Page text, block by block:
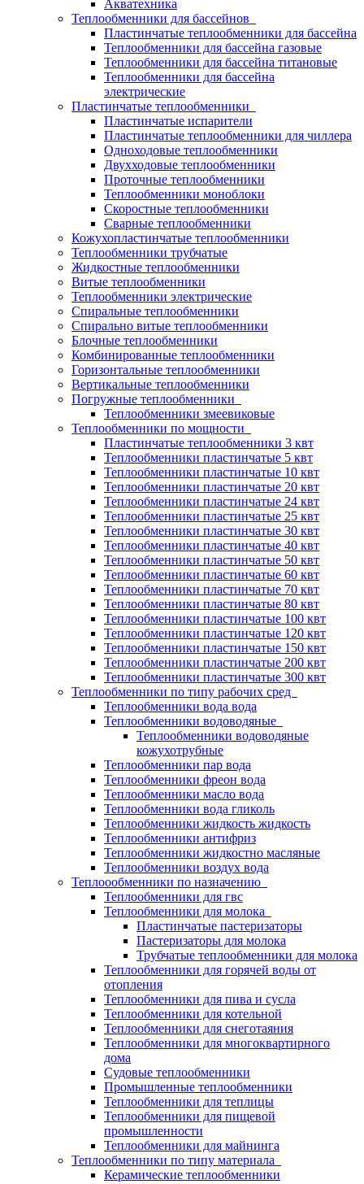
Акватехника
Теплообменники для бассейнов
Пластинчатые теплообменники для бассейна
Теплообменники для бассейна газовые
Теплообменники для бассейна титановые
Теплообменники для бассейна
электрические
Пластинчатые теплообменники
Пластинчатые испарители
Пластинчатые теплообменники для чиллера
Одноходовые теплообменники
Двухходовые теплообменники
Проточные теплообменники
Теплообменники моноблоки
Скоростные теплообменники
Сварные теплообменники
Кожухопластинчатые теплообменники
Теплообменники трубчатые
Жидкостные теплообменники
Витые теплообменники
Теплообменники электрические
Спиральные теплообменники
Спирально витые теплообменники
Блочные теплообменники
Комбинированные теплообменники
Горизонтальные теплообменники
Вертикальные теплообменники
Погружные теплообменники
Теплообменники змеевиковые
Теплообменники по мощности
Пластинчатые теплообменники 3 квт
Теплообменники пластинчатые 5 квт
Теплообменники пластинчатые 10 квт
Теплообменники пластинчатые 20 квт
Теплообменники пластинчатые 24 квт
Теплообменники пластинчатые 25 квт
Теплообменники пластинчатые 30 квт
Теплообменники пластинчатые 40 квт
Теплообменники пластинчатые 50 квт
Теплообменники пластинчатые 60 квт
Теплообменники пластинчатые 70 квт
Теплообменники пластинчатые 80 квт
Теплообменники пластинчатые 100 квт
Теплообменники пластинчатые 120 квт
Теплообменники пластинчатые 150 квт
Теплообменники пластинчатые 200 квт
Теплообменники пластинчатые 300 квт
Теплообменники по типу рабочих сред
Теплообменники вода вода
Теплообменники водоводяные
Теплообменники водоводяные
кожухотрубные
Теплообменники пар вода
Теплообменники фреон вода
Теплообменники масло вода
Теплообменники вода гликоль
Теплообменники жидкость жидкость
Теплообменники антифриз
Теплообменники жидкостно масляные
Теплообменники воздух вода
Теплоообменники по назначению
Теплообменники для гвс
Теплообменники для молока
Пластинчатые пастеризаторы
Пастеризаторы для молока
Трубчатые теплообменники для молока
Теплообменники для горячей воды от
отопления
Теплообменники для пива и сусла
Теплообменники для котельной
Теплообменники для снеготаяния
Теплообменники для многоквартирного
дома
Судовые теплообменники
Промышленные теплообменники
Теплообменники для теплицы
Теплообменники для пищевой
промышленности
Теплообменники для майнинга
Теплообменники по типу материала
Керамические теплообменники